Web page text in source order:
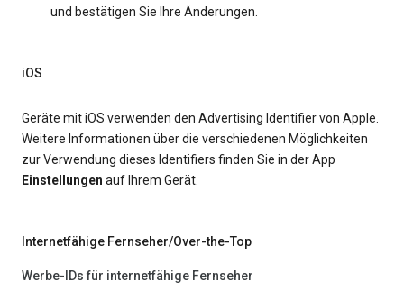
und bestätigen Sie Ihre Änderungen.
iOS
Geräte mit iOS verwenden den Advertising Identifier von Apple.
Weitere Informationen über die verschiedenen Möglichkeiten
zur Verwendung dieses Identifiers finden Sie in der App
Einstellungen auf Ihrem Gerät.
Internetfähige Fernseher/Over-the-Top
Werbe-IDs für internetfähige Fernseher